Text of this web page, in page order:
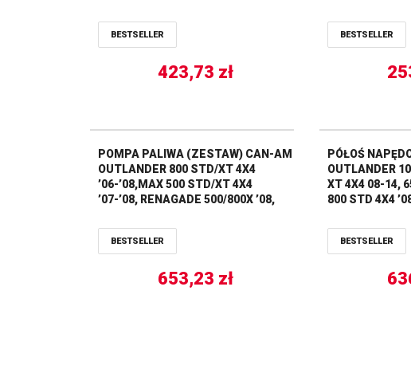
BESTSELLER
423,73 zł
BESTSELLER
POMPA PALIWA (ZESTAW) CAN-AM
OUTLANDER 800 STD/XT 4X4
’06-’08,MAX 500 STD/XT 4X4
’07-’08, RENAGADE 500/800X ’08,
BESTSELLER
653,23 zł
PÓŁOŚ
OUTLANDER
XT 4X4 08-14,
800 STD 4X4
BALLS
BESTSELLER